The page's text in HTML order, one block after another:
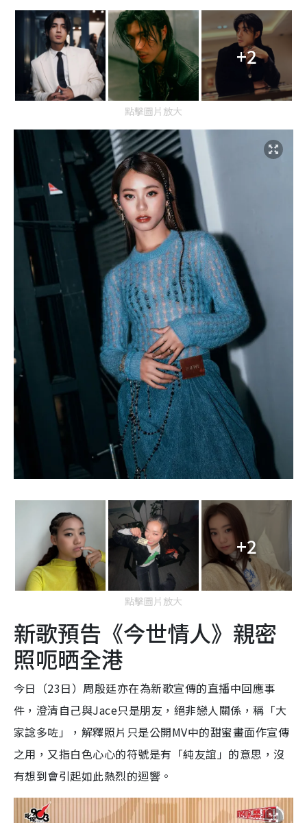
+2
點擊圖片放大
+2
點擊圖片放大
新歌預告《今世情人》親密
照呃晒全港
今日（23日）周殷廷亦在為新歌宣傳的直播中回應事
件，澄清自己與Jace只是朋友，絕非戀人關係，稱「大
家諗多咗」，解釋照片只是公開MV中的甜蜜畫面作宣傳
之用，又指白色心心的符號是有「純友誼」的意思，沒
有想到會引起如此熱烈的迴響。